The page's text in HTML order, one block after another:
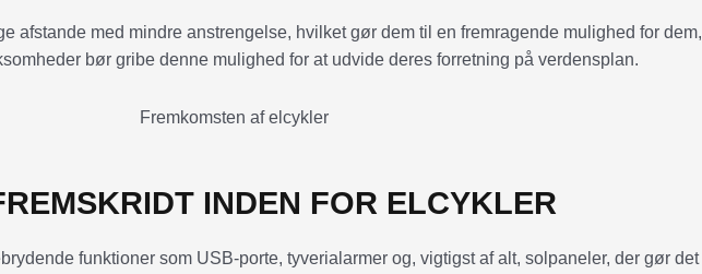
afstande med mindre anstrengelse, hvilket gør dem til en fremragende mulighed for dem,
bør gribe denne mulighed for at udvide deres forretning på verdensplan.
INDEN FOR ELCYKLER
funktioner som USB-porte, tyverialarmer og, vigtigst af alt, solpaneler, der gør det